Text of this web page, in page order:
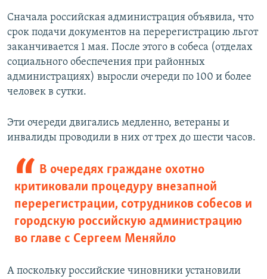
Сначала российская администрация объявила, что
срок подачи документов на перерегистрацию льгот
заканчивается 1 мая. После этого в собеса (отделах
социального обеспечения при районных
администрациях) выросли очереди по 100 и более
человек в сутки.
Эти очереди двигались медленно, ветераны и
инвалиды проводили в них от трех до шести часов.
В очередях граждане охотно
критиковали процедуру внезапной
перерегистрации, сотрудников собесов и
городскую российскую администрацию
во главе с Сергеем Меняйло
А поскольку российские чиновники установили